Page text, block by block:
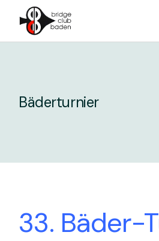
content
Bäderturnier
33. Bäder-